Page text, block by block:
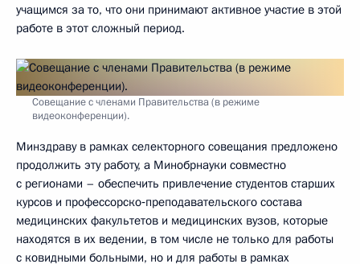
учащимся за то, что они принимают активное участие в этой
работе в этот сложный период.
Совещание с членами Правительства (в режиме
видеоконференции).
Минздраву в рамках селекторного совещания предложено
продолжить эту работу, а Минобрнауки совместно
с регионами – обеспечить привлечение студентов старших
курсов и профессорско‑преподавательского состава
медицинских факультетов и медицинских вузов, которые
находятся в их ведении, в том числе не только для работы
с ковидными больными, но и для работы в рамках